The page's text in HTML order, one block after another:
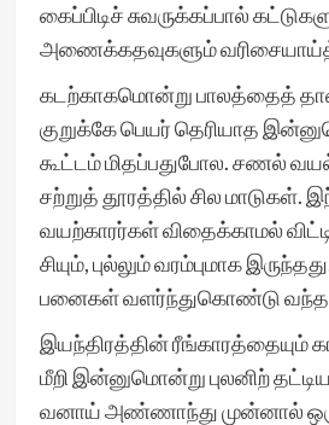
கைப்பிடிச் சுவருக்கப்பால்
அணைக்கதவுகளும்
கடற்காகமொன்று பாலத்தைத்
குறுக்கே பெயர் தெரியாத
கூட்டம் மிதப்பதுபோல. சணல்
சற்றுத் தூரத்தில் சில மாடுகள்.
வயற்காரர்கள் விதைக்காமல்
சியும், புல்லும் வரம்புமாக
பனைகள் வளர்ந்துகொண்டு
இயந்திரத்தின் ரீங்காரத்தையும்
மீறி இன்னுமொன்று புலனிற்
வனாய் அண்ணாந்து முன்னால்